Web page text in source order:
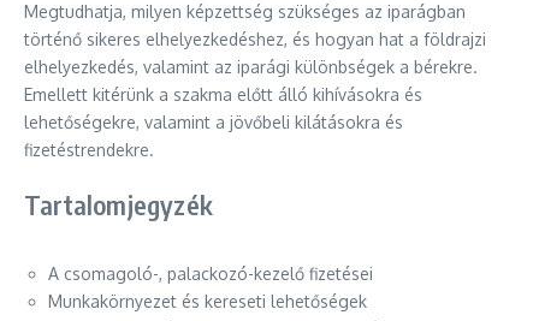
Megtudhatja, milyen képzettség szükséges az iparágban
történő sikeres elhelyezkedéshez, és hogyan hat a földrajzi
elhelyezkedés, valamint az iparági különbségek a bérekre.
Emellett kitérünk a szakma előtt álló kihívásokra és
lehetőségekre, valamint a jövőbeli kilátásokra és
fizetéstrendekre.
Tartalomjegyzék
A csomagoló-, palackozó-kezelő fizetései
Munkakörnyezet és kereseti lehetőségek